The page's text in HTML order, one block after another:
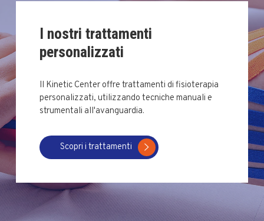
I nostri trattamenti
personalizzati
Il Kinetic Center offre trattamenti di fisioterapia
personalizzati, utilizzando tecniche manuali e
strumentali all'avanguardia.
Scopri i trattamenti